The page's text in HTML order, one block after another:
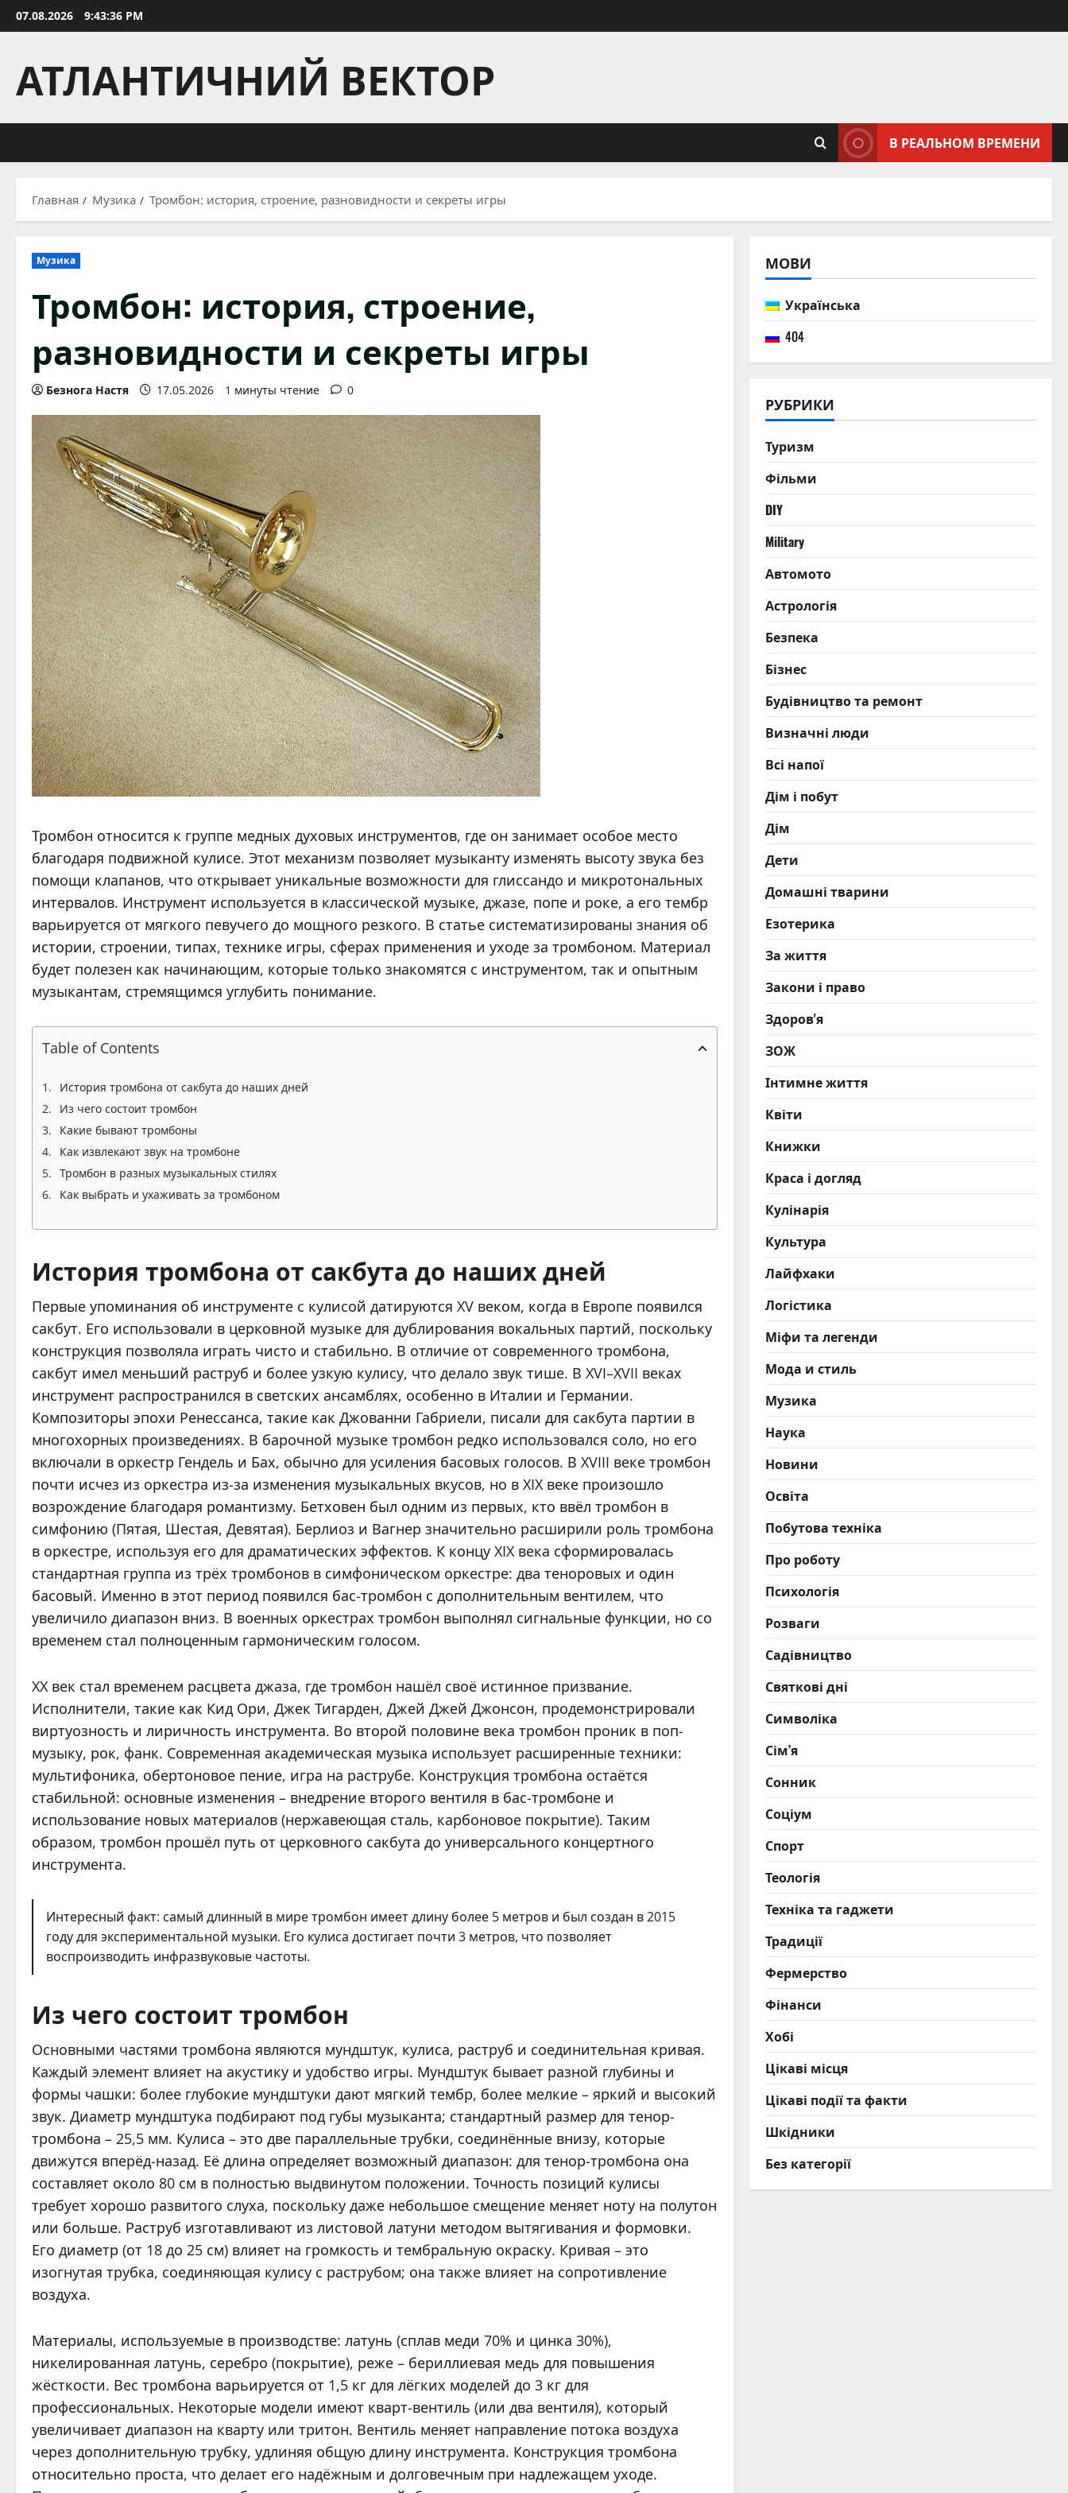
Перейти
к
07.08.2026 9:43:37 PM
АТЛАНТИЧНИЙ ВЕКТОР
В РЕАЛЬНОМ ВРЕМЕНИ
Главная Музика Тромбон: история, строение, разновидности и секреты игры
Музика
Тромбон: история, строение,
разновидности и секреты игры
Безнога Настя 17.05.2026 1 минуты чтение 0
Тромбон относится к группе медных духовых инструментов, где он занимает особое место
благодаря подвижной кулисе. Этот механизм позволяет музыканту изменять высоту звука без
помощи клапанов, что открывает уникальные возможности для глиссандо и микротональных
интервалов. Инструмент используется в классической музыке, джазе, попе и роке, а его тембр
варьируется от мягкого певучего до мощного резкого. В статье систематизированы знания об
истории, строении, типах, технике игры, сферах применения и уходе за тромбоном. Материал
будет полезен как начинающим, которые только знакомятся с инструментом, так и опытным
музыкантам, стремящимся углубить понимание.
Table of Contents
История тромбона от сакбута до наших дней
Из чего состоит тромбон
Какие бывают тромбоны
Как извлекают звук на тромбоне
Тромбон в разных музыкальных стилях
Как выбрать и ухаживать за тромбоном
История тромбона от сакбута до наших дней
Первые упоминания об инструменте с кулисой датируются XV веком, когда в Европе появился
сакбут. Его использовали в церковной музыке для дублирования вокальных партий, поскольку
конструкция позволяла играть чисто и стабильно. В отличие от современного тромбона,
сакбут имел меньший раструб и более узкую кулису, что делало звук тише. В XVI–XVII веках
инструмент распространился в светских ансамблях, особенно в Италии и Германии.
Композиторы эпохи Ренессанса, такие как Джованни Габриели, писали для сакбута партии в
многохорных произведениях. В барочной музыке тромбон редко использовался соло, но его
включали в оркестр Гендель и Бах, обычно для усиления басовых голосов. В XVIII веке тромбон
почти исчез из оркестра из-за изменения музыкальных вкусов, но в XIX веке произошло
возрождение благодаря романтизму. Бетховен был одним из первых, кто ввёл тромбон в
симфонию (Пятая, Шестая, Девятая). Берлиоз и Вагнер значительно расширили роль тромбона
в оркестре, используя его для драматических эффектов. К концу XIX века сформировалась
стандартная группа из трёх тромбонов в симфоническом оркестре: два теноровых и один
басовый. Именно в этот период появился бас-тромбон с дополнительным вентилем, что
увеличило диапазон вниз. В военных оркестрах тромбон выполнял сигнальные функции, но со
временем стал полноценным гармоническим голосом.
XX век стал временем расцвета джаза, где тромбон нашёл своё истинное призвание.
Исполнители, такие как Кид Ори, Джек Тигарден, Джей Джей Джонсон, продемонстрировали
виртуозность и лиричность инструмента. Во второй половине века тромбон проник в поп-
музыку, рок, фанк. Современная академическая музыка использует расширенные техники:
мультифоника, обертоновое пение, игра на раструбе. Конструкция тромбона остаётся
стабильной: основные изменения – внедрение второго вентиля в бас-тромбоне и
использование новых материалов (нержавеющая сталь, карбоновое покрытие). Таким
образом, тромбон прошёл путь от церковного сакбута до универсального концертного
инструмента.
Интересный факт: самый длинный в мире тромбон имеет длину более 5 метров и был создан в 2015
году для экспериментальной музыки. Его кулиса достигает почти 3 метров, что позволяет
воспроизводить инфразвуковые частоты.
Из чего состоит тромбон
Основными частями тромбона являются мундштук, кулиса, раструб и соединительная кривая.
Каждый элемент влияет на акустику и удобство игры. Мундштук бывает разной глубины и
формы чашки: более глубокие мундштуки дают мягкий тембр, более мелкие – яркий и высокий
звук. Диаметр мундштука подбирают под губы музыканта; стандартный размер для тенор-
тромбона – 25,5 мм. Кулиса – это две параллельные трубки, соединённые внизу, которые
движутся вперёд-назад. Её длина определяет возможный диапазон: для тенор-тромбона она
составляет около 80 см в полностью выдвинутом положении. Точность позиций кулисы
требует хорошо развитого слуха, поскольку даже небольшое смещение меняет ноту на полутон
или больше. Раструб изготавливают из листовой латуни методом вытягивания и формовки.
Его диаметр (от 18 до 25 см) влияет на громкость и тембральную окраску. Кривая – это
изогнутая трубка, соединяющая кулису с раструбом; она также влияет на сопротивление
воздуха.
Материалы, используемые в производстве: латунь (сплав меди 70% и цинка 30%),
никелированная латунь, серебро (покрытие), реже – бериллиевая медь для повышения
жёсткости. Вес тромбона варьируется от 1,5 кг для лёгких моделей до 3 кг для
профессиональных. Некоторые модели имеют кварт-вентиль (или два вентиля), который
увеличивает диапазон на кварту или тритон. Вентиль меняет направление потока воздуха
через дополнительную трубку, удлиняя общую длину инструмента. Конструкция тромбона
относительно проста, что делает его надёжным и долговечным при надлежащем уходе.
МОВИ
Українська
404
РУБРИКИ
Туризм
Фільми
DIY
Military
Автомото
Астрологія
Безпека
Бізнес
Будівництво та ремонт
Визначні люди
Всі напої
Дім і побут
Дім
Дети
Домашні тварини
Езотерика
За життя
Закони і право
Здоров'я
ЗОЖ
Інтимне життя
Квіти
Книжки
Краса і догляд
Кулінарія
Культура
Лайфхаки
Логістика
Міфи та легенди
Мода и стиль
Музика
Наука
Новини
Освіта
Побутова техніка
Про роботу
Психологія
Розваги
Садівництво
Святкові дні
Символіка
Сім’я
Сонник
Соціум
Спорт
Теологія
Техніка та гаджети
Традиції
Фермерство
Фінанси
Хобі
Цікаві місця
Цікаві події та факти
Шкідники
Без категорії